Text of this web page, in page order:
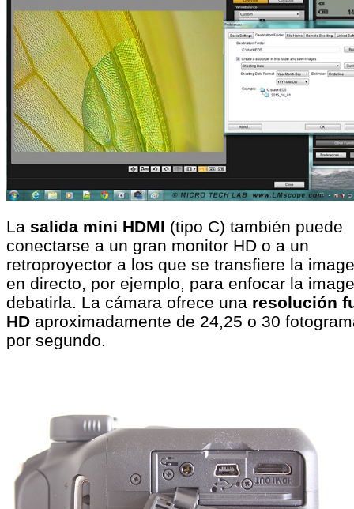
La salida mini HDMI (tipo C) también puede
conectarse a un gran monitor HD o a un
retroproyector a los que se transfiere la
en directo, por ejemplo, para enfocar la
debatirla. La cámara ofrece una resolución
HD aproximadamente de 24,25 o 30
por segundo.